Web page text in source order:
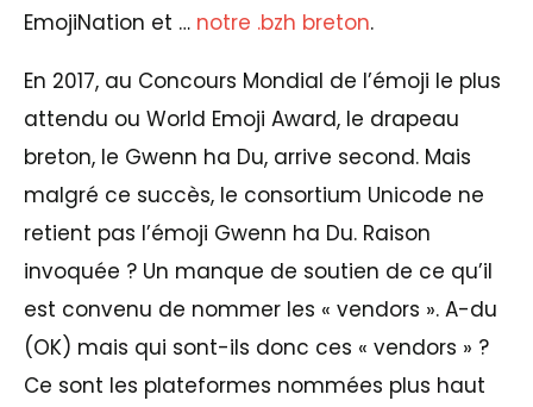
EmojiNation et … notre .bzh breton.
En 2017, au Concours Mondial de l’émoji le plus
attendu ou World Emoji Award, le drapeau
breton, le Gwenn ha Du, arrive second. Mais
malgré ce succès, le consortium Unicode ne
retient pas l’émoji Gwenn ha Du. Raison
invoquée ? Un manque de soutien de ce qu’il
est convenu de nommer les « vendors ». A-du
(OK) mais qui sont-ils donc ces « vendors » ?
Ce sont les plateformes nommées plus haut